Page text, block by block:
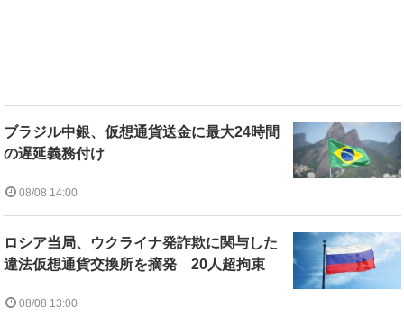
ブラジル中銀、仮想通貨送金に最大24時間
の遅延義務付け
08/08 14:00
ロシア当局、ウクライナ発詐欺に関与した
違法仮想通貨交換所を摘発 20人超拘束
08/08 13:00